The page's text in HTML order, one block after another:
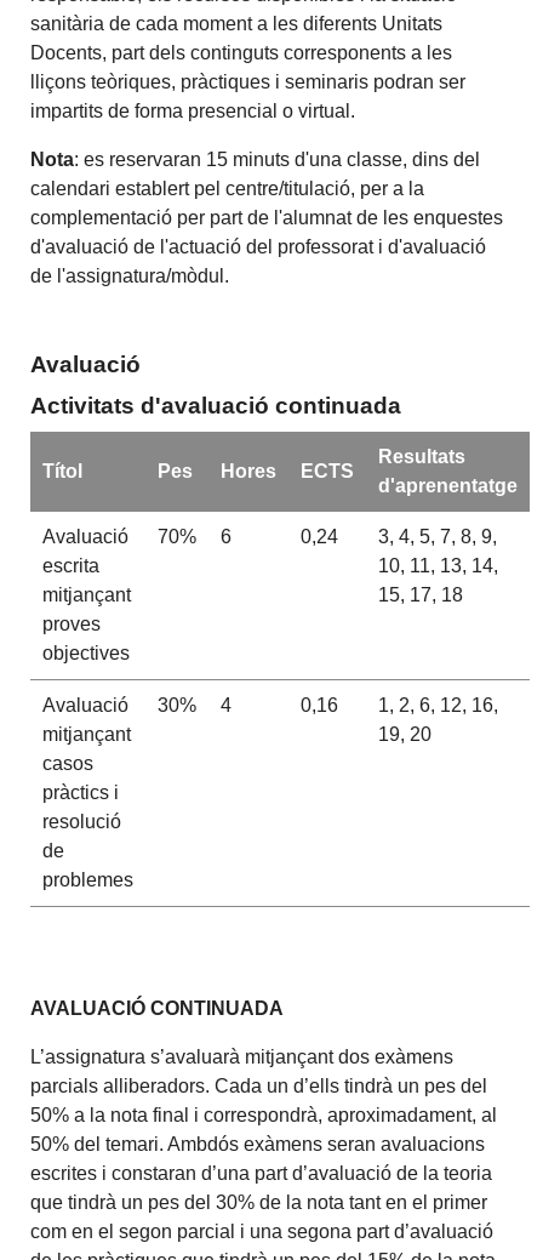
sanitària de cada moment a les diferents Unitats
Docents, part dels continguts corresponents a les
lliçons teòriques, pràctiques i seminaris podran ser
impartits de forma presencial o virtual.
Nota: es reservaran 15 minuts d'una classe, dins del
calendari establert pel centre/titulació, per a la
complementació per part de l'alumnat de les enquestes
d'avaluació de l'actuació del professorat i d'avaluació
de l'assignatura/mòdul.
Avaluació
Activitats d'avaluació continuada
Títol Pes Hores ECTS
Resultats
d'aprenentatge
Avaluació
escrita
mitjançant
proves
objectives
70% 6 0,24
3, 4, 5, 7, 8, 9,
10, 11, 13, 14,
15, 17, 18
Avaluació
mitjançant
casos
pràctics i
resolució
de
problemes
30% 4 0,16
1, 2, 6, 12, 16,
19, 20
AVALUACIÓ CONTINUADA
L’assignatura s’avaluarà mitjançant dos exàmens
parcials alliberadors. Cada un d’ells tindrà un pes del
50% a la nota final i correspondrà, aproximadament, al
50% del temari. Ambdós exàmens seran avaluacions
escrites i constaran d’una part d’avaluació de la teoria
que tindrà un pes del 30% de la nota tant en el primer
com en el segon parcial i una segona part d’avaluació